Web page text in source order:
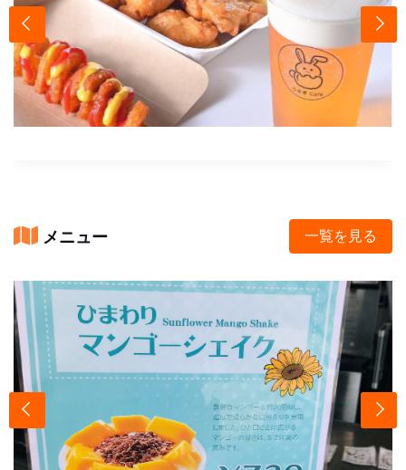
メニュー 一覧を見る